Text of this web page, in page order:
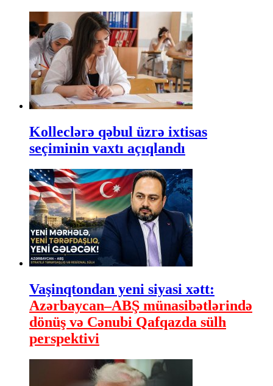
Kolleclərə qəbul üzrə ixtisas
seçiminin vaxtı açıqlandı
Vaşinqtondan yeni siyasi xətt:
Azərbaycan–ABŞ münasibətlərində
dönüş və Cənubi Qafqazda sülh
perspektivi